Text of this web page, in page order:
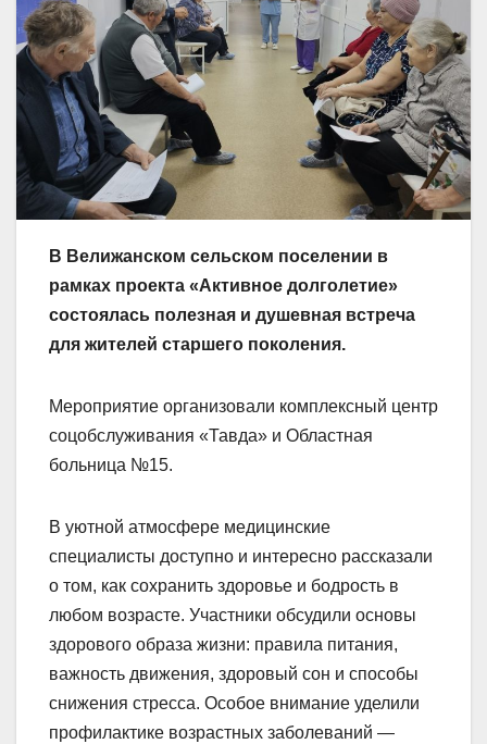
В Велижанском сельском поселении в
рамках проекта «Активное долголетие»
состоялась полезная и душевная встреча
для жителей старшего поколения.
Мероприятие организовали комплексный центр
соцобслуживания «Тавда» и Областная
больница №15.
В уютной атмосфере медицинские
специалисты доступно и интересно рассказали
о том, как сохранить здоровье и бодрость в
любом возрасте. Участники обсудили основы
здорового образа жизни: правила питания,
важность движения, здоровый сон и способы
снижения стресса. Особое внимание уделили
профилактике возрастных заболеваний —